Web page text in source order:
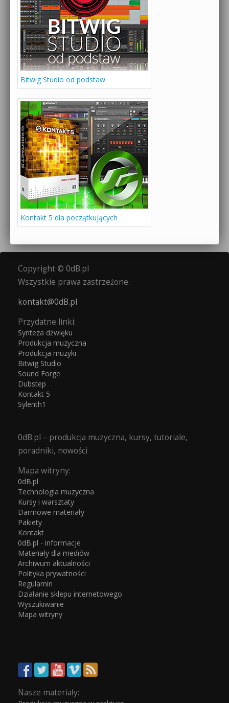
Bitwig Studio od podstaw
Kontakt 5 dla początkujących
Copyright © 0dB.pl
Wszystkie prawa zastrzeżone.
kontakt@0dB.pl
Przydatne linki:
Synteza dźwięku
Produkcja muzyczna
Produkcja muzyki
Bitwig Studio
Sound Forge
Dubstep
Kontakt 5
Sylenth1
0dB.pl – produkcja muzyczna, kursy, tutoriale,
poradniki, nowości
Mapa witryny:
0dB.pl
Technologia muzyczna
Kursy i warsztaty
Darmowe materiały
Pakiety
Kontakt
0dB.pl - informacje
Materiały dla mediów
Archiwum aktualności
Polityka prywatności
Regulamin
Działanie sklepu internetowego
Wyszukiwanie
Mapa witryny
Nasze materiały: